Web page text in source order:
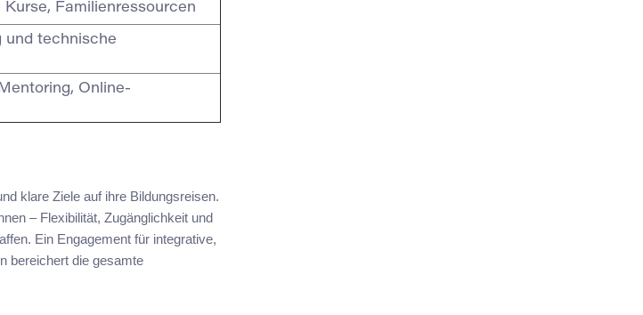
Familienressourcen
und technische
Online-
klare Ziele auf ihre Bildungsreisen.
– Flexibilität, Zugänglichkeit und
Ein Engagement für integrative,
bereichert die gesamte